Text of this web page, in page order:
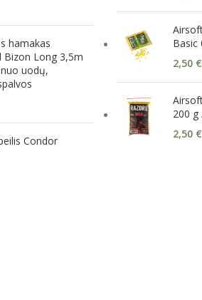
hamakas
Bizon Long 3,5m
uodų,
Condor
Basic
2,50 €
200 g
2,50 €